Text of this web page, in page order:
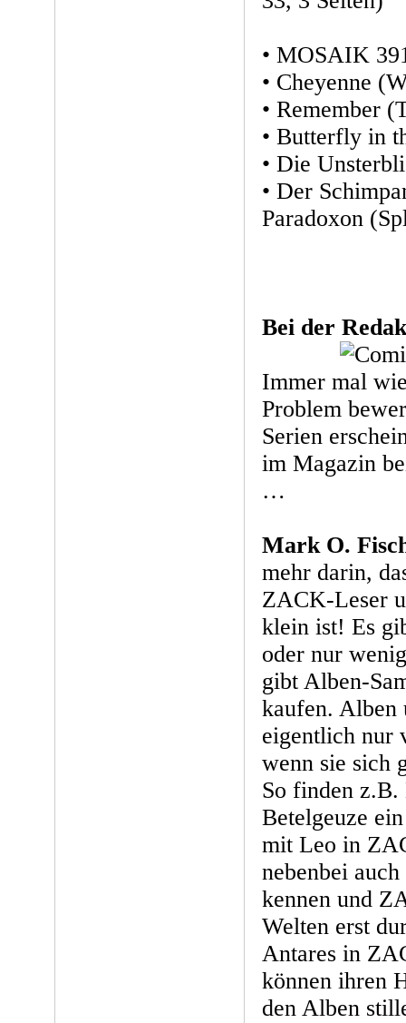
• MOSAIK
• Cheyenne
• Remember
• Butterfly in
• Die
• Der
Paradoxon
Bei der
Immer mal
Problem
Serien
im Magazin
…
Mark O.
mehr darin,
ZACK-Leser
klein ist! Es
oder nur
gibt Alben-
kaufen. Alben
eigentlich nur
wenn sie sich
So finden z.B.
Betelgeuze
mit Leo in
nebenbei
kennen und
Welten erst
Antares in
können ihren
den Alben